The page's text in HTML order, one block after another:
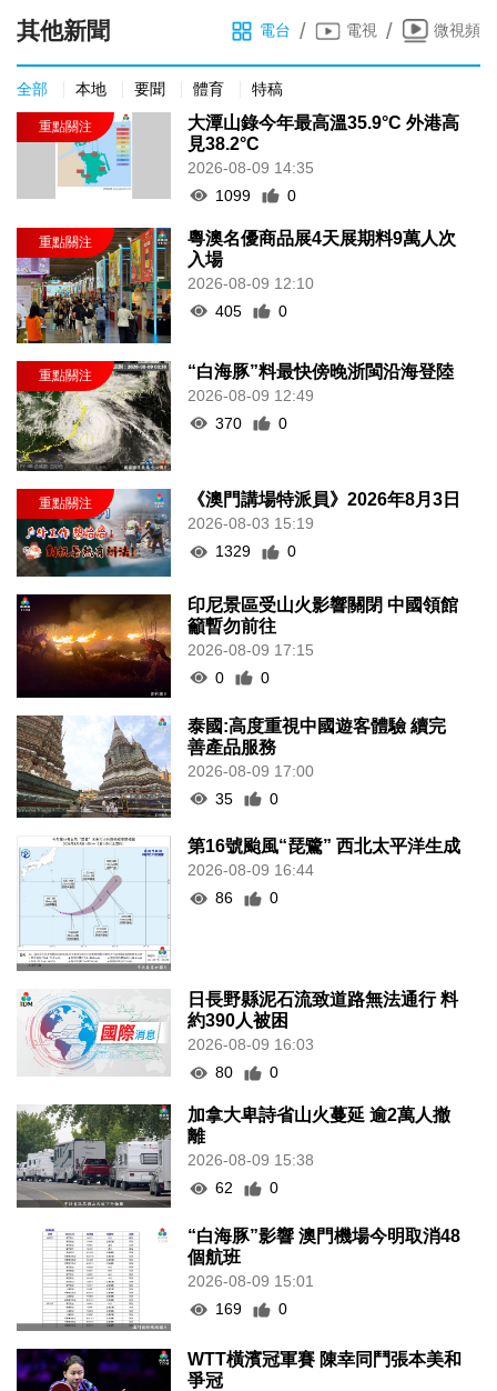
其他新聞 電台 / 電視 / 微視頻
全部 本地 要聞 體育 特稿
大潭山錄今年最高溫35.9°C 外港高
見38.2°C
2026-08-09 14:35
1099
0
粵澳名優商品展4天展期料9萬人次
入場
2026-08-09 12:10
405
0
“白海豚”料最快傍晚浙閩沿海登陸
2026-08-09 12:49
370
0
《澳門講場特派員》2026年8月3日
2026-08-03 15:19
1329
0
印尼景區受山火影響關閉 中國領館
籲暫勿前往
2026-08-09 17:15
0
0
泰國:高度重視中國遊客體驗 續完
善產品服務
2026-08-09 17:00
35
0
第16號颱風“琵鷺” 西北太平洋生成
2026-08-09 16:44
86
0
日長野縣泥石流致道路無法通行 料
約390人被困
2026-08-09 16:03
80
0
加拿大卑詩省山火蔓延 逾2萬人撤
離
2026-08-09 15:38
62
0
“白海豚”影響 澳門機場今明取消48
個航班
2026-08-09 15:01
169
0
WTT橫濱冠軍賽 陳幸同鬥張本美和
爭冠